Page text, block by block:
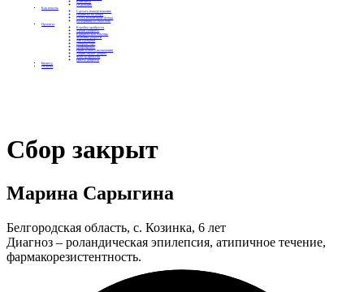
Контакты
Отделения
Как помочь
Сделать пожертвование
Подписка на добро
Стать волонтером фонда
Вечеринки со смыслом
Проекты
Коробка храбрости
Уроки Доброты
Юридическая помощь
Мамины радости
Автодобряки
Добрый торт
Добропробег
Няни особого назначения
Акция «Букет добра»
Фактор времени
Цветы доброты
Бизнесу
Отчеты
Сбор закрыт
Марина Сарыгина
Белгородская область, с. Козинка, 6 лет
Диагноз – роландическая эпилепсия, атипичное течение,
фармакорезистентность.